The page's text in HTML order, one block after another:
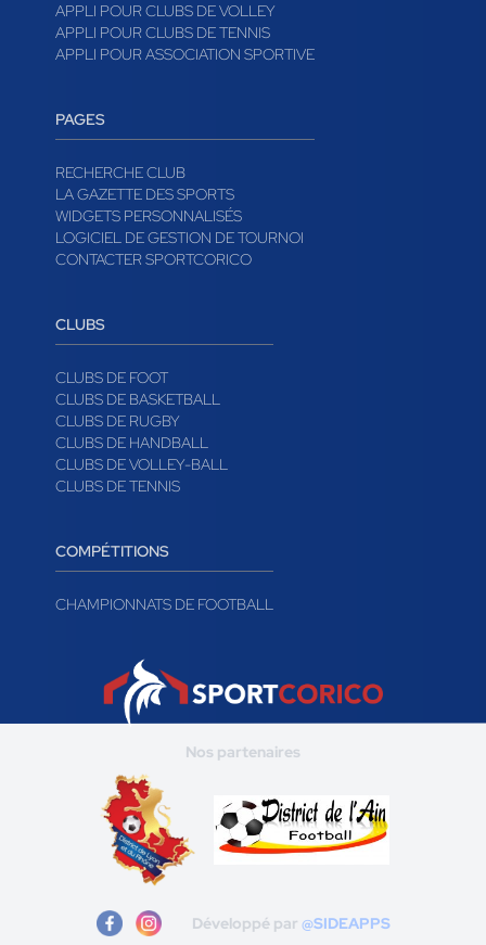
APPLI POUR CLUBS DE VOLLEY
APPLI POUR CLUBS DE TENNIS
APPLI POUR ASSOCIATION SPORTIVE
PAGES
RECHERCHE CLUB
LA GAZETTE DES SPORTS
WIDGETS PERSONNALISÉS
LOGICIEL DE GESTION DE TOURNOI
CONTACTER SPORTCORICO
CLUBS
CLUBS DE FOOT
CLUBS DE BASKETBALL
CLUBS DE RUGBY
CLUBS DE HANDBALL
CLUBS DE VOLLEY-BALL
CLUBS DE TENNIS
COMPÉTITIONS
CHAMPIONNATS DE FOOTBALL
Nos partenaires
Développé par @SIDEAPPS